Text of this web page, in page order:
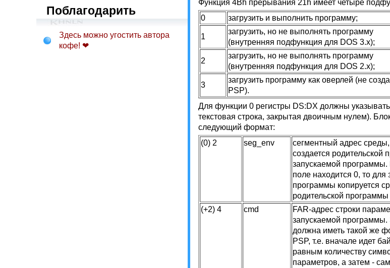
Поблагодарить
Здесь можно угостить автора
кофе! ❤
Функция 4Bh прерывания 21h имеет четыре
0
загрузить и выполнить программу;
1
загрузить, но не выполнять программу
(внутренняя подфункция для DOS 3.х);
2
загрузить, но не выполнять программу
(внутренняя подфункция для DOS 2.х);
3
загрузить программу как оверлей (не
PSP).
Для функции 0 регистры DS:DX должны
текстовая строка, закрытая двоичным нулем).
следующий формат:
(0) 2
seg_env
сегментный адрес среды,
создается родительской
запускаемой программы.
поле находится 0, то для
программы копируется
родительской программы
(+2) 4
cmd
FAR-адрес строки
запускаемой программы.
должна иметь такой же
PSP, т.е. вначале идет
равным количеству
параметров, а затем -